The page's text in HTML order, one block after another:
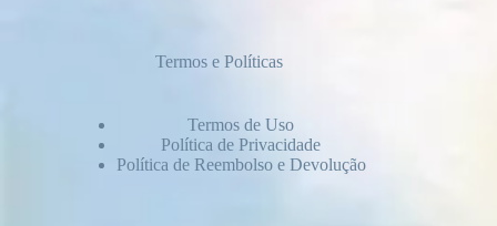
Termos e Políticas
Termos de Uso
Política de Privacidade
Política de Reembolso e Devolução